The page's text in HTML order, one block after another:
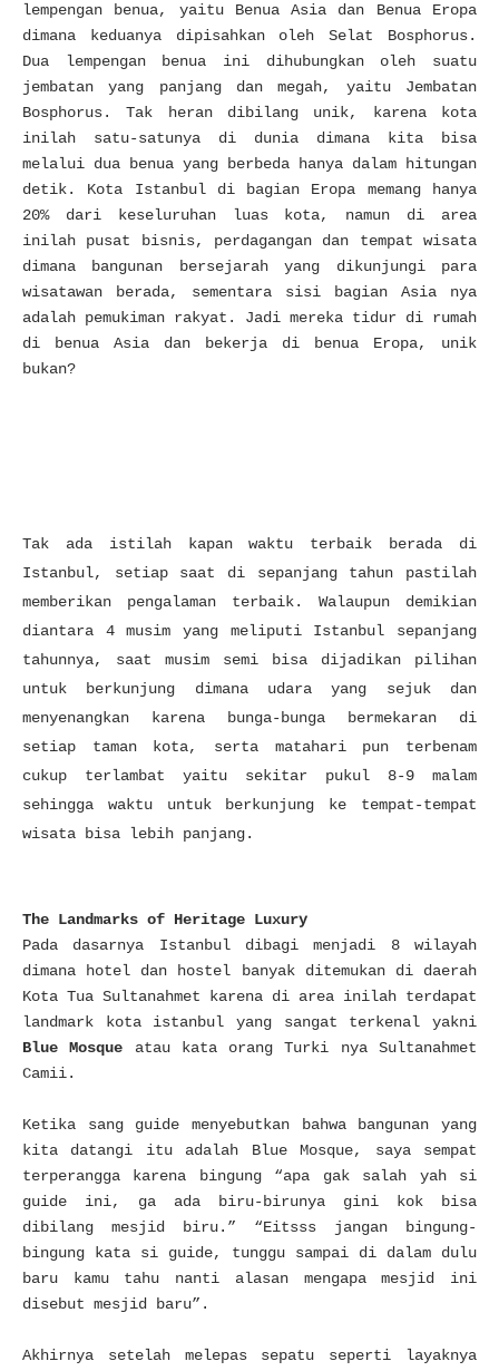
lempengan benua, yaitu Benua Asia dan Benua Eropa
dimana keduanya dipisahkan oleh Selat Bosphorus.
Dua lempengan benua ini dihubungkan oleh suatu
jembatan yang panjang dan megah, yaitu Jembatan
Bosphorus. Tak heran dibilang unik, karena kota
inilah satu-satunya di dunia dimana kita bisa
melalui dua benua yang berbeda hanya dalam hitungan
detik. Kota Istanbul di bagian Eropa memang hanya
20% dari keseluruhan luas kota, namun di area
inilah pusat bisnis, perdagangan dan tempat wisata
dimana bangunan bersejarah yang dikunjungi para
wisatawan berada, sementara sisi bagian Asia nya
adalah pemukiman rakyat.
Jadi mereka tidur di rumah
di benua Asia dan bekerja di benua Eropa, unik
bukan?
Tak ada istilah kapan waktu terbaik berada di
Istanbul, setiap saat di sepanjang tahun pastilah
memberikan pengalaman terbaik. Walaupun demikian
diantara 4 musim yang meliputi Istanbul sepanjang
tahunnya, saat musim semi bisa dijadikan pilihan
untuk berkunjung dimana udara yang sejuk dan
menyenangkan karena bunga-bunga bermekaran di
setiap taman kota, serta matahari pun terbenam
cukup terlambat yaitu sekitar pukul 8-9 malam
sehingga waktu untuk berkunjung ke tempat-tempat
wisata bisa lebih panjang.
The Landmarks of Heritage Luxury
Pada dasarnya Istanbul dibagi menjadi 8 wilayah
dimana hotel dan hostel banyak ditemukan di daerah
Kota Tua Sultanahmet karena di area inilah terdapat
landmark kota istanbul yang sangat terkenal yakni
Blue Mosque atau kata orang Turki nyaSultanahmet
Camii.
Ketika sang guide menyebutkan bahwa bangunan yang
kita datangi itu adalah Blue Mosque, saya sempat
terperangga karena bingung “apa gak salah yah si
guide ini, ga ada biru-birunya gini kok bisa
dibilang mesjid biru.” “Eitsss jangan bingung-
bingung kata si guide, tunggu sampai di dalam dulu
baru kamu tahu nanti alasan mengapa mesjid ini
disebut mesjid baru”.
Akhirnya setelah melepas sepatu seperti layaknya